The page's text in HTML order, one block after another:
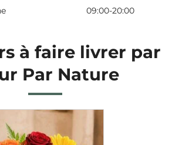
09:00-20:00
à faire livrer par
Par Nature